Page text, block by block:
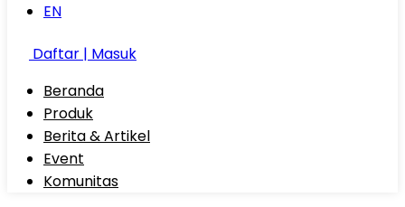
EN
Daftar | Masuk
Beranda
Produk
Berita & Artikel
Event
Komunitas